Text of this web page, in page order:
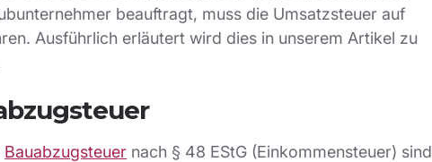
beauftragt, muss die Umsatzsteuer auf
Ausführlich erläutert wird dies in unserem Artikel zu
Bauabzugsteuer nach § 48 EStG (Einkommensteuer) sind